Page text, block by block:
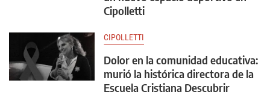
Cipolletti
CIPOLLETTI
Dolor en la comunidad educativa:
murió la histórica directora de la
Escuela Cristiana Descubrir